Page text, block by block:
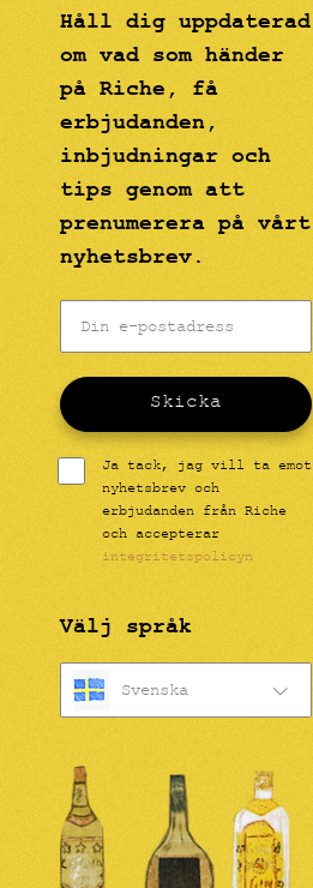
Håll dig uppdaterad
om vad som händer
på Riche, få
erbjudanden,
inbjudningar och
tips genom att
prenumerera på vårt
nyhetsbrev.
Skicka
Ja tack, jag vill ta emot
nyhetsbrev och
erbjudanden från Riche
och accepterar
integritetspolicyn
Välj språk
Svenska